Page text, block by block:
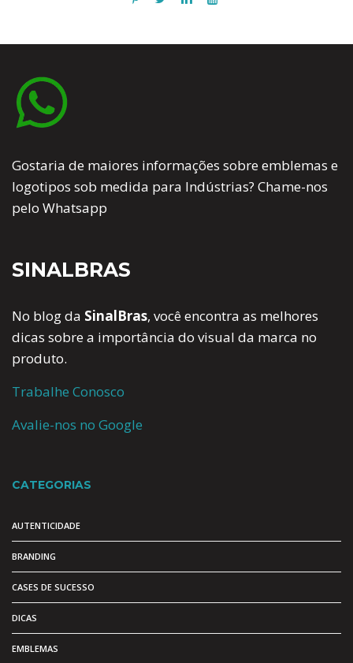
Gostaria de maiores informações sobre emblemas e
logotipos sob medida para Indústrias? Chame-nos
pelo Whatsapp
SINALBRAS
No blog da SinalBras, você encontra as melhores
dicas sobre a importância do visual da marca no
produto.
Trabalhe Conosco
Avalie-nos no Google
CATEGORIAS
AUTENTICIDADE
BRANDING
CASES DE SUCESSO
DICAS
EMBLEMAS